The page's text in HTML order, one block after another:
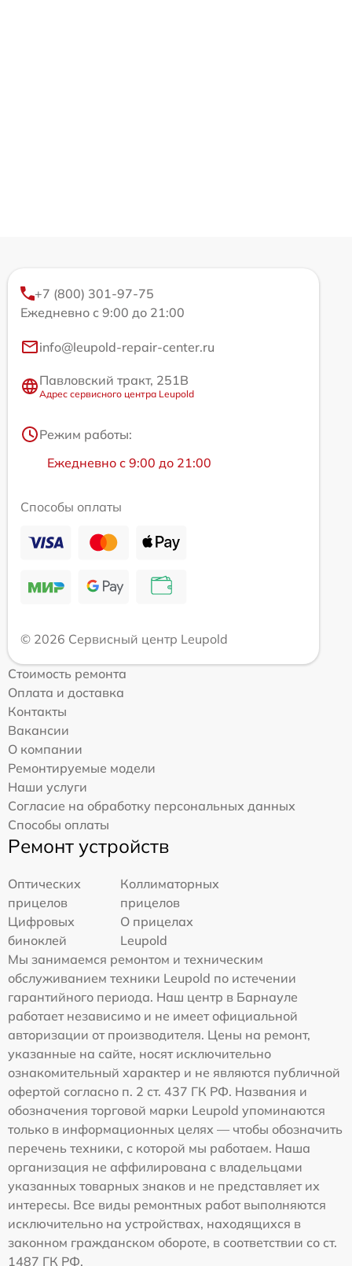
+7 (800) 301-97-75
Ежедневно с 9:00 до 21:00
info@leupold-repair-center.ru
Павловский тракт, 251В
Адрес сервисного центра Leupold
Режим работы:
Ежедневно с 9:00 до 21:00
Способы оплаты
© 2026 Сервисный центр Leupold
Стоимость ремонта
Оплата и доставка
Контакты
Вакансии
О компании
Ремонтируемые модели
Наши услуги
Согласие на обработку персональных данных
Способы оплаты
Ремонт устройств
Оптических
прицелов
Коллиматорных
прицелов
Цифровых
биноклей
О прицелах
Leupold
Мы занимаемся ремонтом и техническим
обслуживанием техники Leupold по истечении
гарантийного периода. Наш центр в Барнауле
работает независимо и не имеет официальной
авторизации от производителя. Цены на ремонт,
указанные на сайте, носят исключительно
ознакомительный характер и не являются публичной
офертой согласно п. 2 ст. 437 ГК РФ. Названия и
обозначения торговой марки Leupold упоминаются
только в информационных целях — чтобы обозначить
перечень техники, с которой мы работаем. Наша
организация не аффилирована с владельцами
указанных товарных знаков и не представляет их
интересы. Все виды ремонтных работ выполняются
исключительно на устройствах, находящихся в
законном гражданском обороте, в соответствии со ст.
1487 ГК РФ.